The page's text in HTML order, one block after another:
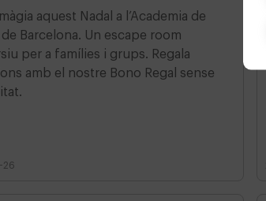
aquest Nadal a l’Academia de
de Barcelona. Un escape room
per a famílies i grups. Regala
amb el nostre Bono Regal sense
26